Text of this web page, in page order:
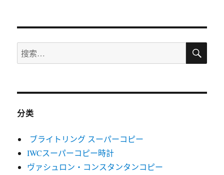
搜
索：
搜
分类
ブライトリング スーパーコピー
IWCスーパーコピー時計
ヴァシュロン・コンスタンタンコピー